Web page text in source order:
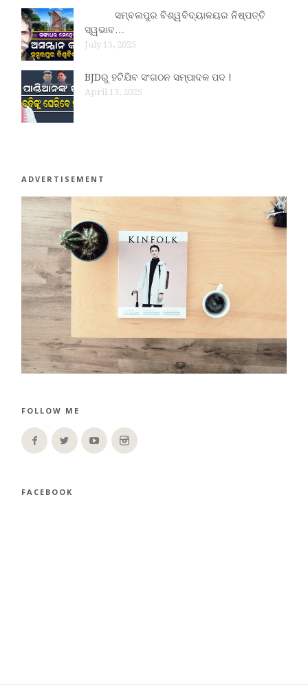
ସମ୍ବଲପୁର ବିଶ୍ୱବିଦ୍ୟାଳୟର ନିଷ୍ପତ୍ତି
ସ୍ୱଭାବ…
July 15, 2025
BJDରୁ ହଟିଯିବ ସଂଗଠନ ସମ୍ପାଦକ ପଦ !
April 13, 2025
ADVERTISEMENT
FOLLOW ME
FACEBOOK